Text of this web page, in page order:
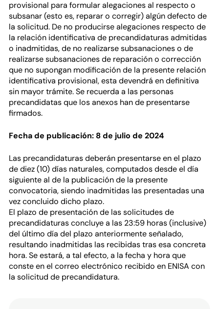
provisional para formular alegaciones al respecto o
subsanar (esto es, reparar o corregir) algún defecto de
la solicitud. De no producirse alegaciones respecto de
la relación identificativa de precandidaturas admitidas
o inadmitidas, de no realizarse subsanaciones o de
realizarse subsanaciones de reparación o corrección
que no supongan modificación de la presente relación
identificativa provisional, esta devendrá en definitiva
sin mayor trámite. Se recuerda a las personas
precandidatas que los anexos han de presentarse
firmados.
Fecha de publicación: 8 de julio de 2024
Las precandidaturas deberán presentarse en el plazo
de diez (10) días naturales, computados desde el día
siguiente al de la publicación de la presente
convocatoria, siendo inadmitidas las presentadas una
vez concluido dicho plazo.
El plazo de presentación de las solicitudes de
precandidaturas concluye a las 23:59 horas (inclusive)
del último día del plazo anteriormente señalado,
resultando inadmitidas las recibidas tras esa concreta
hora. Se estará, a tal efecto, a la fecha y hora que
conste en el correo electrónico recibido en ENISA con
la solicitud de precandidatura.